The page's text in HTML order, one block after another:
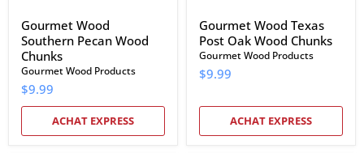
Gourmet Wood
Southern Pecan Wood
Chunks
Gourmet Wood Products
$9.99
ACHAT EXPRESS
Gourmet Wood Texas
Post Oak Wood Chunks
Gourmet Wood Products
$9.99
ACHAT EXPRESS